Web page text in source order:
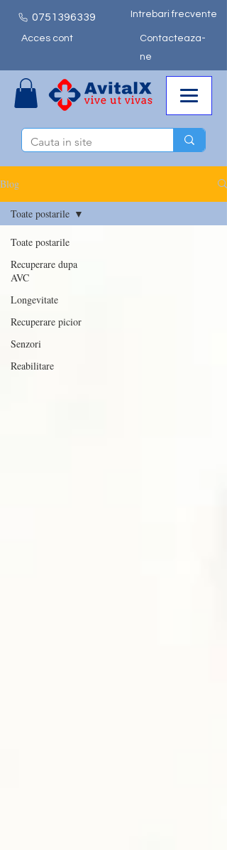
0751 396339
Acces cont
Intrebari frecvente
Contacteaza-
ne
Blog
Toate postarile
Recuperare dupa
AVC
Longevitate
Recuperare picior
Senzori
Reabilitare
Toate postarile